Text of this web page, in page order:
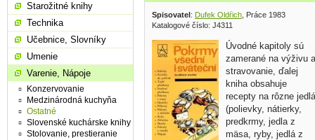
Spisovatel: Dufek Oldŕich , Práce 1983
Katalogové číslo: J4311
Úvodné kapitoly sú
zamerané na výživu a
stravovanie, ďalej
kniha obsahuje
recepty na rôzne jedlá
(polievky, nátierky,
predkrmy, jedla z
mäsa, ryby, jedlá z
Starožitné knihy
Technika
Učebnice, Slovníky
Umenie
Varenie, Nápoje
Konzervovanie
Medzinárodná kuchyňa
Ostatné
Slovenské kuchárske knihy
Stolovanie, prestieranie